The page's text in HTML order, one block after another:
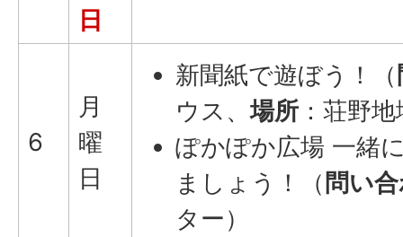
日
6
月
曜
日
新聞紙で遊ぼう！（
ウス、場所 ：荘野
ぽかぽか広場 一緒
ましょう！（ 問い
ター）